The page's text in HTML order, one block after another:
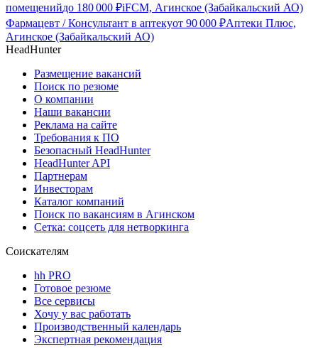
помещенийдо 180 000 ₽iFCM, Агинское (Забайкальский АО)
Фармацевт / Консультант в аптекуот 90 000 ₽Аптеки Плюс,
Агинское (Забайкальский АО)
HeadHunter
Размещение вакансий
Поиск по резюме
О компании
Наши вакансии
Реклама на сайте
Требования к ПО
Безопасный HeadHunter
HeadHunter API
Партнерам
Инвесторам
Каталог компаний
Поиск по вакансиям в Агинском
Сетка: соцсеть для нетворкинга
Соискателям
hh PRO
Готовое резюме
Все сервисы
Хочу у вас работать
Производственный календарь
Экспертная рекомендация